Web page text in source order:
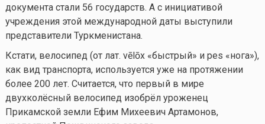
документа стали 56 государств. А с инициативой
учреждения этой международной даты выступили
представители Туркменистана.
Кстати, велосипед (от лат. vēlōx «быстрый» и pes «нога»),
как вид транспорта, используется уже на протяжении
более 200 лет. Считается, что первый в мире
двухколёсный велосипед изобрёл уроженец
Прикамской земли Ефим Михеевич Артамонов,